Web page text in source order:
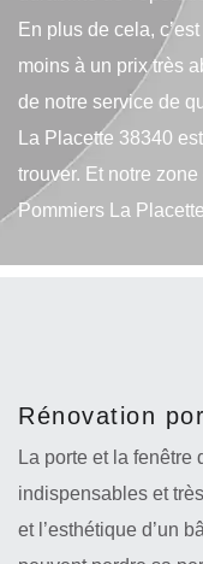
En plus de cela,
moins à un prix très
de notre service de
La Placette 38340
trouver. Et notre
Pommiers La
Rénovation
La porte et la fenêtre
indispensables et
et l’esthétique d’un